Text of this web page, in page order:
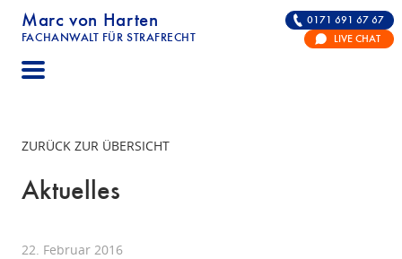
Marc von Harten
FACHANWALT FÜR STRAFRECHT
STRAFRECHT | RECHTSANWALT FÜR DIE
0171 691 67 67
LIVE CHAT
ZURÜCK ZUR ÜBERSICHT
Aktuelles
22. Februar 2016